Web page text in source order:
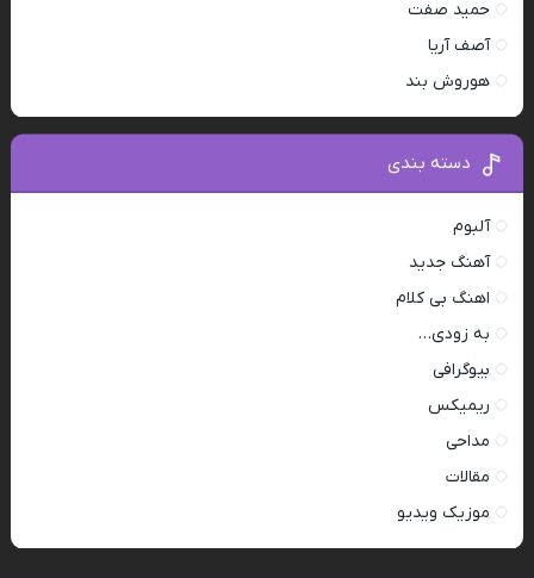
حمید صفت
آصف آریا
هوروش بند
دسته بندی
آلبوم
آهنگ جدید
اهنگ بی کلام
به زودی…
بیوگرافی
ریمیکس
مداحی
مقالات
موزیک ویدیو